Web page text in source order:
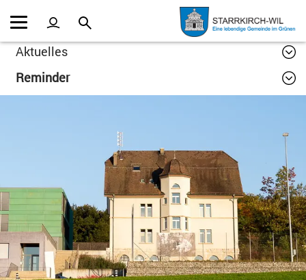
Kopfzeile
Inhalt
Aktuelles
Reminder